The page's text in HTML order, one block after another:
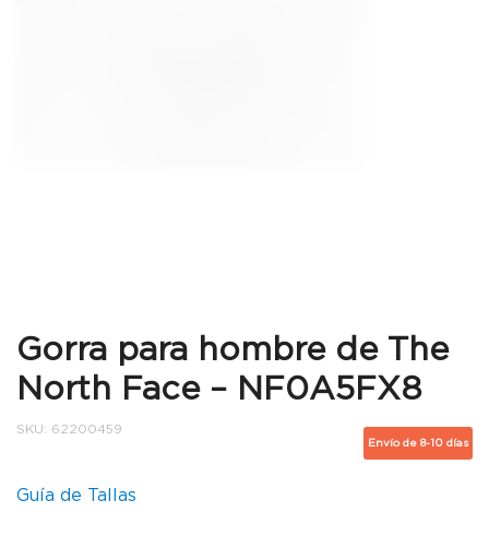
Gorra para hombre de The
North Face – NF0A5FX8
Envío de 8-10 días
SKU: 62200459
Guía de Tallas